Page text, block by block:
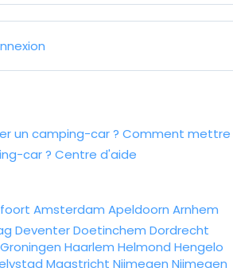
un camping-car ? Comment mettre
car ? Centre d'aide
Amsterdam Apeldoorn Arnhem
DeventerDoetinchem Dordrecht
Groningen Haarlem Helmond Hengelo
Maastricht Nijmegen Nijmegen